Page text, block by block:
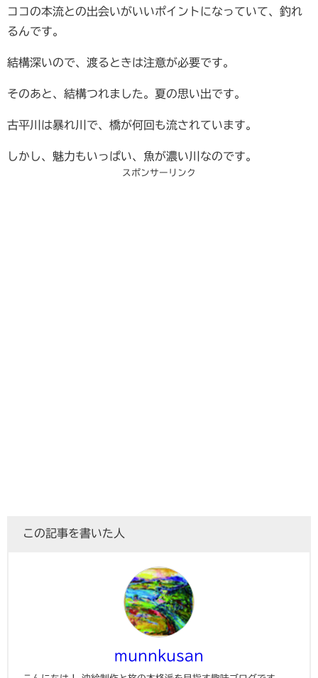
ココの本流との出会いがいいポイントになっていて、釣れ
るんです。
結構深いので、渡るときは注意が必要です。
そのあと、結構つれました。夏の思い出です。
古平川は暴れ川で、橋が何回も流されています。
しかし、魅力もいっぱい、魚が濃い川なのです。
スポンサーリンク
この記事を書いた人
munnkusan